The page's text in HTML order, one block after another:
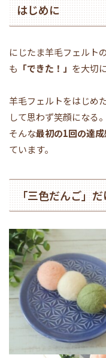
はじめに
にじたま羊毛フェルト
も 「できた！」 を大切
羊毛フェルトをはじめ
して思わず笑顔になる。
そんな最初の1回の達
ています。
「三色だんご」